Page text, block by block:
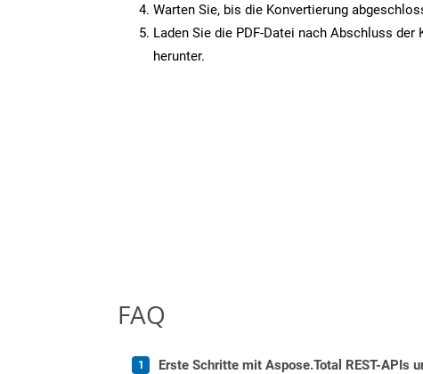
Warten Sie, bis die Konvertierung
Laden Sie die PDF-Datei nach Abschluss der
herunter.
FAQ
Erste Schritte mit Aspose.Total REST-APIs